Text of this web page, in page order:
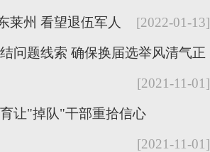
莱州 看望退伍军人 [2022-01-13]
问题线索 确保换届选举风清气正
[2021-11-01]
让"掉队"干部重拾信心
[2021-11-01]